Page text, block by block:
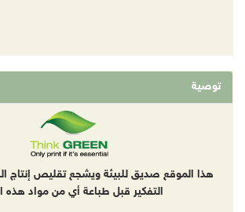
توصية
هذا الموقع صديق للبيئة ويشجع تقليص إنتاج
التفكير قبل طباعة أي من مواد هذه